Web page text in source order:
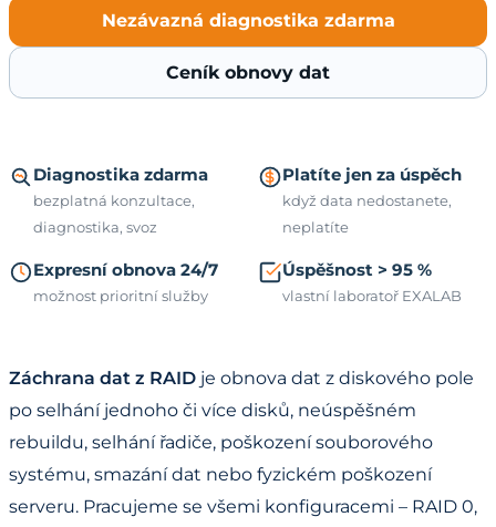
Nezávazná diagnostika zdarma
Ceník obnovy dat
Diagnostika zdarma
bezplatná konzultace,
diagnostika, svoz
Platíte jen za úspěch
když data nedostanete,
neplatíte
Expresní obnova 24/7
možnost prioritní služby
Úspěšnost > 95 %
vlastní laboratoř EXALAB
Záchrana dat z RAID je obnova dat z diskového pole
po selhání jednoho či více disků, neúspěšném
rebuildu, selhání řadiče, poškození souborového
systému, smazání dat nebo fyzickém poškození
serveru. Pracujeme se všemi konfiguracemi – RAID 0,